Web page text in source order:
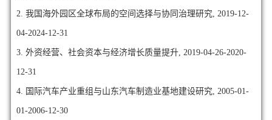
2. 我国海外园区全球布局的空间选择与协同治理研究, 2019-12-
04-2024-12-31
3. 外资经营、社会资本与经济增长质量提升, 2019-04-26-2020-
12-31
4. 国际汽车产业重组与山东汽车制造业基地建设研究, 2005-01-
01-2006-12-30